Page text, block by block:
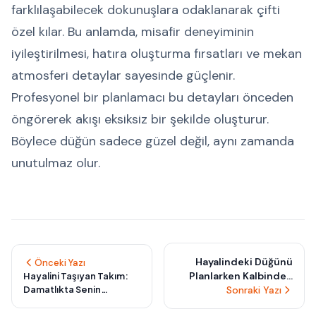
farklılaşabilecek dokunuşlara odaklanarak çifti
özel kılar. Bu anlamda, misafir deneyiminin
iyileştirilmesi, hatıra oluşturma fırsatları ve mekan
atmosferi detaylar sayesinde güçlenir.
Profesyonel bir planlamacı bu detayları önceden
öngörerek akışı eksiksiz bir şekilde oluşturur.
Böylece düğün sadece güzel değil, aynı zamanda
unutulmaz olur.
Önceki Yazı
Hayalini Taşıyan Takım:
Damatlıkta Senin
Sonraki Yazı
Hayalindeki Düğünü
Planlarken Kalbinden
Geçenleri Davet